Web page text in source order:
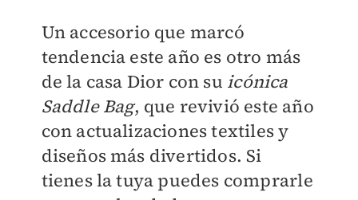
Un accesorio que marcó
tendencia este año es otro más
de la casa Dior con su icónica
Saddle Bag, que revivió este año
con actualizaciones textiles y
diseños más divertidos. Si
tienes la tuya puedes comprarle